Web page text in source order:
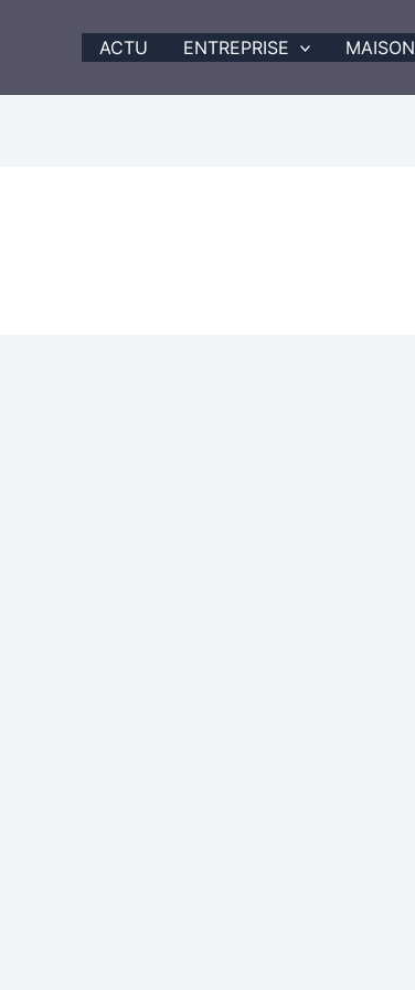
ACTU ENTREPRISE MAISON